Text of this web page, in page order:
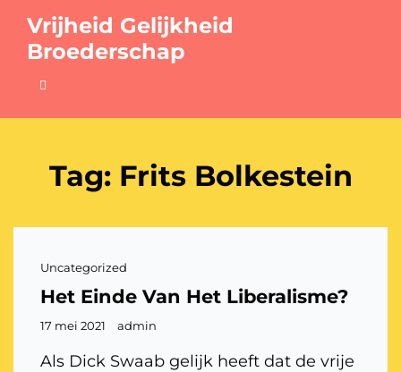
Vrijheid Gelijkheid
Broederschap
Tag: Frits Bolkestein
Cat
Uncategorized
Het Einde Van Het Liberalisme?
Gepubliceerd
17 mei 2021 admin
Als Dick Swaab gelijk heeft dat de vrije